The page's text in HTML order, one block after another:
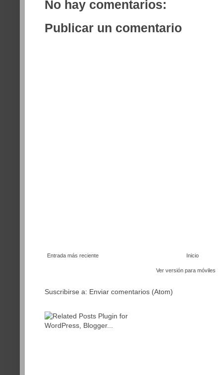
No hay comentarios:
Publicar un comentario
Entrada más reciente Inicio
Ver versión para móviles
Suscribirse a: Enviar comentarios (Atom)